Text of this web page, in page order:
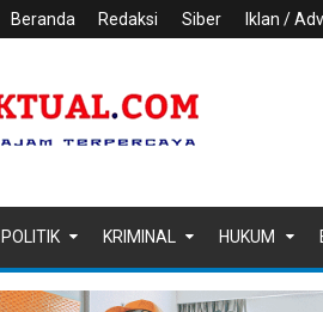
Beranda Redaksi Siber Iklan /
POLITIK KRIMINAL HUKUM